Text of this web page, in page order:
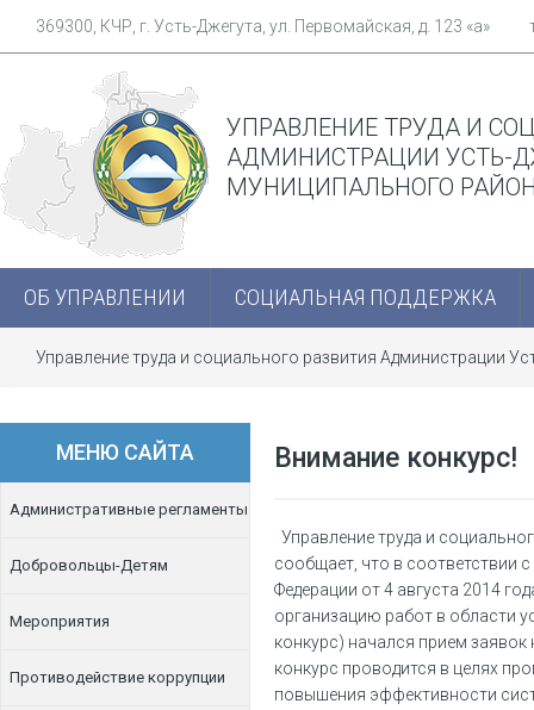
369300, КЧР, г. Усть-Джегута, ул. Первомайская, д. 123 «а»
УПРАВЛЕНИЕ ТРУДА И
АДМИНИСТРАЦИИ УСТЬ-
МУНИЦИПАЛЬНОГО
ОБ УПРАВЛЕНИИ СОЦИАЛЬНАЯ ПОДДЕРЖКА
Управление труда и социального развития Администрации
МЕНЮ САЙТА
Административные регламенты
Добровольцы-Детям
Мероприятия
Противодействие коррупции
Внимание конкурс!
Управление труда и
сообщает, что в соответствии
Федерации от 4 августа 2014
организацию работ в области
конкурс) начался прием
конкурс проводится в целях
повышения эффективности